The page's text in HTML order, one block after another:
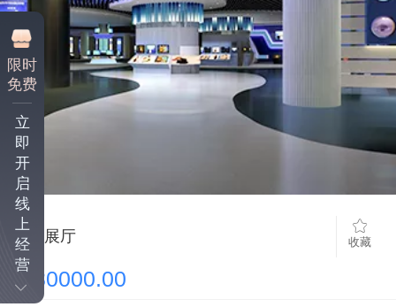
企业展厅 收藏
￥80000.00
限时
免费
立
即
开
启
线
上
经
营